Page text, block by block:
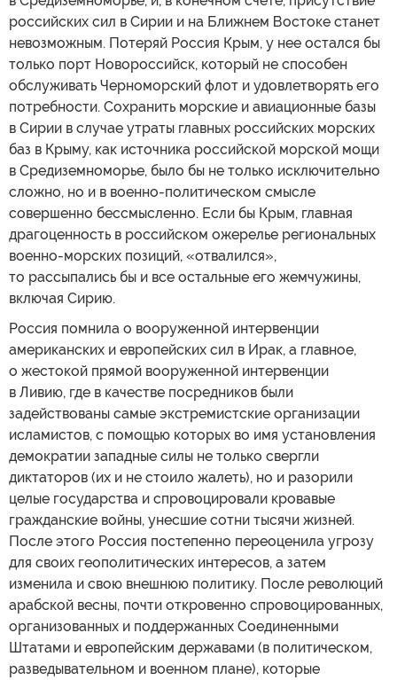
российских сил в Сирии и на Ближнем Востоке станет
невозможным. Потеряй Россия Крым, у нее остался бы
только порт Новороссийск, который не способен
обслуживать Черноморский флот и удовлетворять его
потребности. Сохранить морские и авиационные базы
в Сирии в случае утраты главных российских морских
баз в Крыму, как источника российской морской мощи
в Средиземноморье, было бы не только исключительно
сложно, но и в военно-политическом смысле
совершенно бессмысленно. Если бы Крым, главная
драгоценность в российском ожерелье региональных
военно-морских позиций, «отвалился»,
то рассыпались бы и все остальные его жемчужины,
включая Сирию.
Россия помнила о вооруженной интервенции
американских и европейских сил в Ирак, а главное,
о жестокой прямой вооруженной интервенции
в Ливию, где в качестве посредников были
задействованы самые экстремистские организации
исламистов, с помощью которых во имя установления
демократии западные силы не только свергли
диктаторов (их и не стоило жалеть), но и разорили
целые государства и спровоцировали кровавые
гражданские войны, унесшие сотни тысячи жизней.
После этого Россия постепенно переоценила угрозу
для своих геополитических интересов, а затем
изменила и свою внешнюю политику. После революций
арабской весны, почти откровенно спровоцированных,
организованных и поддержанных Соединенными
Штатами и европейским державами (в политическом,
разведывательном и военном плане), которые